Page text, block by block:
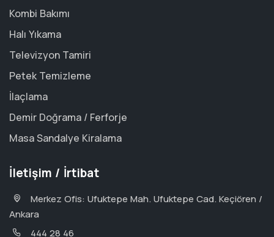
Kombi Bakımı
Halı Yıkama
Televizyon Tamiri
Petek Temizleme
İlaçlama
Demir Doğrama / Ferforje
Masa Sandalye Kiralama
İletişim / İrtibat
Merkez Ofis: Ufuktepe Mah. Ufuktepe Cad. Keçiören /
Ankara
444 28 46